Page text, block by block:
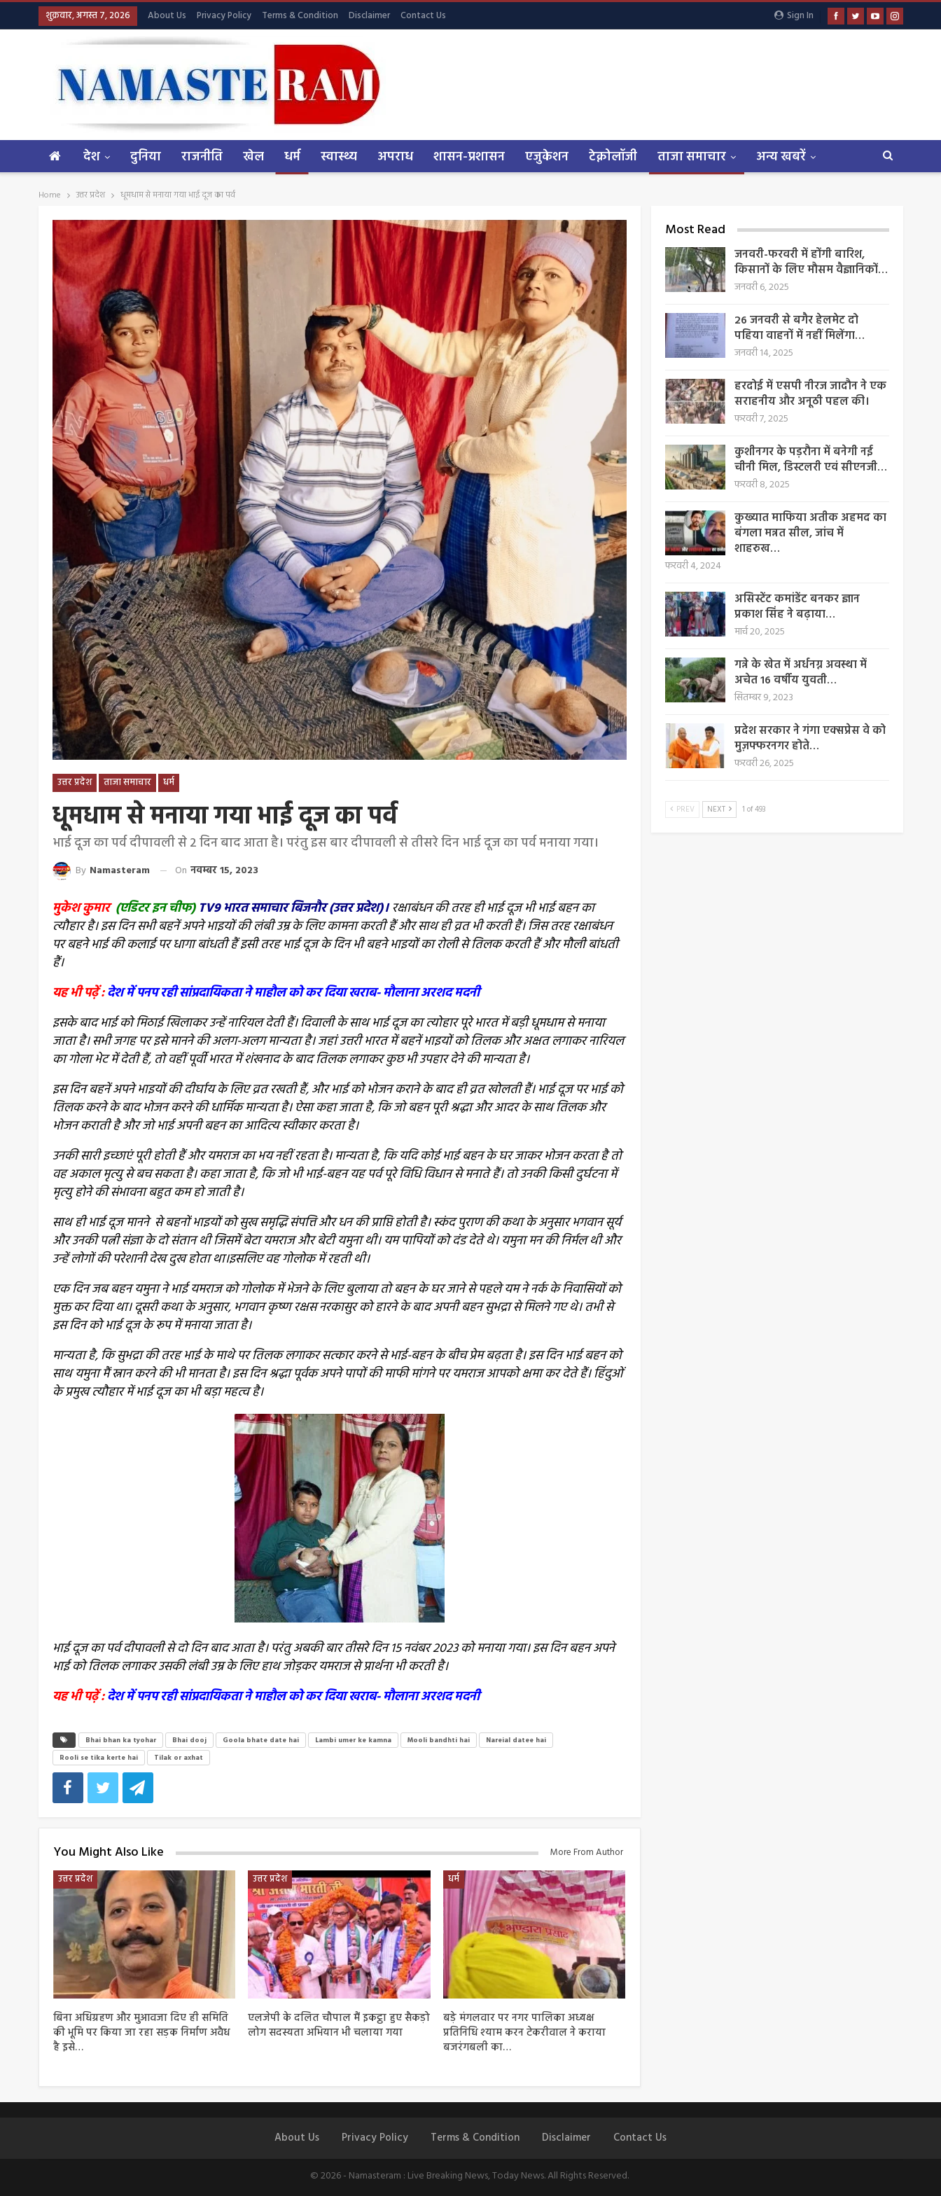
Sign In
शुक्रवार, अगस्त 7, 2026 About Us Privacy Policy Terms & Condition Disclaimer Contact Us
देश दुनिया राजनीति खेल धर्म स्वास्थ्य अपराध शासन-प्रशासन एजुकेशन टेक्नोलॉजी ताजा समाचार अन्य खबरें
Home उत्तर प्रदेश धूमधाम से मनाया गया भाई दूज का पर्व
उत्तर प्रदेश ताजा समाचार धर्म
धूमधाम से मनाया गया भाई दूज का पर्व
भाई दूज का पर्व दीपावली से 2 दिन बाद आता है। परंतु इस बार दीपावली से तीसरे दिन भाई दूज का पर्व मनाया गया।
By Namasteram On नवम्बर 15, 2023
मुकेश कुमार (एडिटर इन चीफ) TV9 भारत समाचार बिजनौर (उत्तर प्रदेश)।रक्षाबंधन की तरह ही भाई दूज भी भाई बहन का
त्यौहार है। इस दिन सभी बहनें अपने भाइयों की लंबी उम्र के लिए कामना करती हैं और साथ ही व्रत भी करती हैं। जिस तरह रक्षाबंधन
पर बहने भाई की कलाई पर धागा बांधती हैं इसी तरह भाई दूज के दिन भी बहने भाइयों का रोली से तिलक करती हैं और मौली बांधती
हैं।
यह भी पढ़ें :देश में पनप रही सांप्रदायिकता ने माहौल को कर दिया खराब- मौलाना अरशद मदनी
इसके बाद भाई को मिठाई खिलाकर उन्हें नारियल देती हैं। दिवाली के साथ भाई दूज का त्योहार पूरे भारत में बड़ी धूमधाम से मनाया
जाता है। सभी जगह पर इसे मानने की अलग-अलग मान्यता है। जहां उत्तरी भारत में बहनें भाइयों को तिलक और अक्षत लगाकर नारियल
का गोला भेट में देती हैं, तो वहीं पूर्वी भारत में शंखनाद के बाद तिलक लगाकर कुछ भी उपहार देने की मान्यता है।
इस दिन बहनें अपने भाइयों की दीर्घाय केलिए व्रत रखती हैं, और भाई को भोजन कराने के बाद ही व्रत खोलती हैं। भाई दूज पर भाई को
तिलक करने के बाद भोजन करने की धार्मिक मान्यता है। ऐसा कहा जाता है, कि जो बहन पूरी श्रद्धा और आदर के साथ तिलक और
भोजन कराती है और जो भाई अपनी बहन का आदित्य स्वीकार करता है।
उनकी सारी इच्छाएं पूरी होती हैं और यमराज का भय नहीं रहता है। मान्यता है, कि यदि कोई भाई बहन के घर जाकर भोजन करता है तो
वह अकाल मृत्यु से बच सकता है। कहा जाता है, कि जो भी भाई-बहन यह पर्व पूरे विधि विधान से मनाते हैं। तो उनकी किसी दुर्घटना में
मृत्यु होने की संभावना बहुत कम हो जाती है।
साथ ही भाई दूज मानने से बहनों भाइयों को सुख समृद्धि संपत्ति और धन की प्राप्ति होती है। स्कंद पुराण की कथा के अनुसार भगवान सूर्य
और उनकी पत्नी संज्ञा के दो संतान थी जिसमें बेटा यमराज और बेटी यमुना थी। यम पापियों को दंड देते थे। यमुना मन की निर्मल थी और
उन्हें लोगों की परेशानी देख दुख होता था।इसलिए वह गोलोक में रहती थी।
एक दिन जब बहन यमुना ने भाई यमराज को गोलोक में भेजने के लिए बुलाया तो बहन के घर जाने से पहले यम ने नर्क के निवासियों को
मुक्त कर दिया था। दूसरी कथा के अनुसार, भगवान कृष्ण रक्षस नरकासुर को हारने के बाद अपनी बहन सुभद्रा से मिलने गए थे। तभी से
इस दिन को भाई दूज के रूप में मनाया जाता है।
मान्यता है, कि सुभद्रा की तरह भाई के माथे पर तिलक लगाकर सत्कार करने से भाई-बहन के बीच प्रेम बढ़ता है। इस दिन भाई बहन को
साथ यमुना मैं स्नान करने की भी मानता है। इस दिन श्रद्धा पूर्वक अपने पापों की माफी मांगने पर यमराज आपको क्षमा कर देते हैं। हिंदुओं
के प्रमुख त्यौहार में भाई दूज का भी बड़ा महत्व है।
भाई दूज का पर्व दीपावली से दो दिन बाद आता है। परंतु अबकी बार तीसरे दिन 15 नवंबर 2023 को मनाया गया। इस दिन बहन अपने
भाई को तिलक लगाकर उसकी लंबी उम्र के लिए हाथ जोड़कर यमराज से प्रार्थना भी करती है।
यह भी पढ़ें :देश में पनप रही सांप्रदायिकता ने माहौल को कर दिया खराब- मौलाना अरशद मदनी
Bhai bhan ka tyohar Bhai dooj Goola bhate date hai Lambi umer ke kamna Mooli bandhti hai
Nareial datee hai
Rooli se tika kerte hai
Tilak or axhat
You Might Also Like
More From Author
उत्तर प्रदेश
बिना अधिग्रहण और मुआवजा दिए ही समिति
की भूमि पर किया जा रहा सड़क निर्माण अवैध
है इसे…
उत्तर प्रदेश
एलजेपी के दलित चौपाल मैं इकट्ठा हुए सैकड़ो
लोग सदस्यता अभियान भी चलाया गया
धर्म
बड़े मंगलवार पर नगर पालिका अध्यक्ष
प्रतिनिधि श्याम करन टेकरीवाल ने कराया
बजरंगबली का…
Most Read
जनवरी-फरवरी में होंगी बारिश,
किसानों के लिए मौसम वैज्ञानिकों…
जनवरी 6, 2025
26 जनवरी से बगैर हेलमेट दो
पहिया वाहनों में नहीं मिलेंगा…
जनवरी 14, 2025
हरदोई में एसपी नीरज जादौन ने एक
सराहनीय और अनूठी पहल की।
फरवरी 7, 2025
कुशीनगर के पड़रौना में बनेगी नई
चीनी मिल, डिस्टलरी एवं सीएनजी…
फरवरी 8, 2025
कुख्यात माफिया अतीक अहमद का
बंगला मन्नत सील, जांच में
शाहरुख…
फरवरी 4, 2024
असिस्टेंट कमांडेंट बनकर ज्ञान
प्रकाश सिंह ने बढ़ाया…
मार्च 20, 2025
गन्ने के खेत में अर्धनग्न अवस्था में
अचेत 16 वर्षीय युवती…
सितम्बर 9, 2023
प्रदेश सरकार ने गंगा एक्सप्रेस वे को
मुज़फ्फरनगर होते…
फरवरी 26, 2025
PREV NEXT 1 of 493
About Us Privacy Policy Terms & Condition Disclaimer Contact Us
© 2026 - Namasteram : Live Breaking News, Today News. All Rights Reserved.